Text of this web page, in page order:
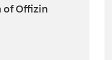
of Offizin